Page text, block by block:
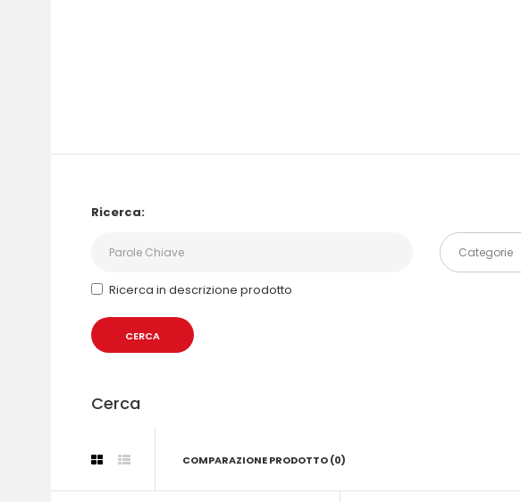
Ricerca:
Ricerca in descrizione prodotto
Cerca
COMPARAZIONE PRODOTTO (0)